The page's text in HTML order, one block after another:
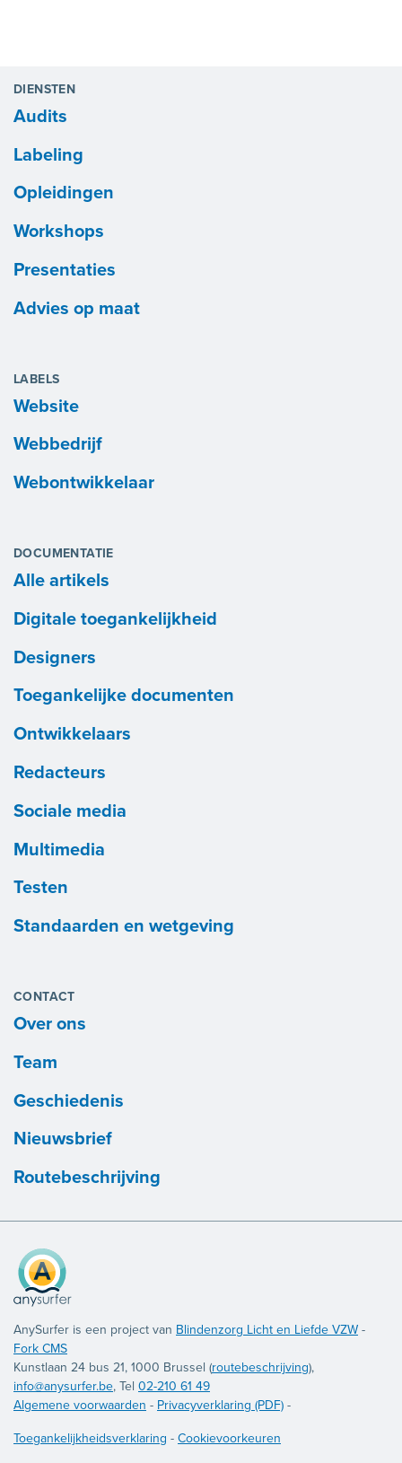
DIENSTEN
Audits
Labeling
Opleidingen
Workshops
Presentaties
Advies op maat
LABELS
Website
Webbedrijf
Webontwikkelaar
DOCUMENTATIE
Alle artikels
Digitale toegankelijkheid
Designers
Toegankelijke documenten
Ontwikkelaars
Redacteurs
Sociale media
Multimedia
Testen
Standaarden en wetgeving
CONTACT
Over ons
Team
Geschiedenis
Nieuwsbrief
Routebeschrijving
AnySurfer is een project van Blindenzorg Licht en Liefde VZW -
Fork CMS
Kunstlaan 24 bus 21, 1000 Brussel (routebeschrijving),
info@anysurfer.be, Tel 02-210 61 49
Algemene voorwaarden - Privacyverklaring (PDF) -
Toegankelijkheidsverklaring - Cookievoorkeuren